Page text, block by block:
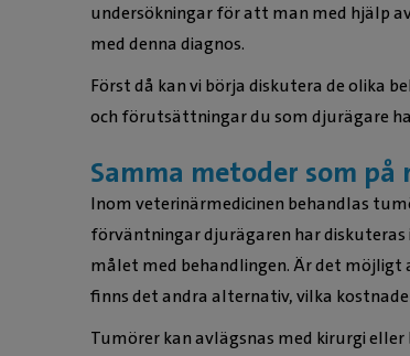
undersökningar för att man med hjälp
med denna diagnos.
Först då kan vi börja diskutera de olika
och förutsättningar du som djurägare
Samma metoder som på
Inom veterinärmedicinen behandlas
förväntningar djurägaren har
målet med behandlingen. Är det
finns det andra alternativ, vilka
Tumörer kan avlägsnas med kirurgi